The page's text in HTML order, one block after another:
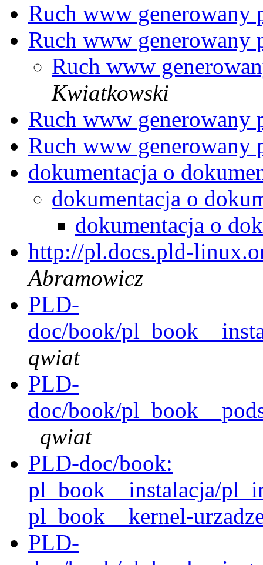
Ruch www generowany
Ruch www generowany
Ruch www
Kwiatkowski
Ruch www generowany
Ruch www generowany
dokumentacja o
dokumentacja o
dokumentacja o
http://pl.docs.pld-
Abramowicz
PLD-
doc/book/
qwiat
PLD-
doc/book/
qwiat
PLD-doc/book:
pl_book__instalacja/
pl_book__kernel-
PLD-